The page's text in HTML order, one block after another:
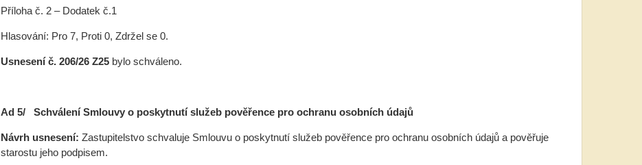
Příloha č. 2 – Dodatek č.1
Hlasování: Pro 7, Proti 0, Zdržel se 0.
Usnesení č. 206/26 Z25 bylo schváleno.
Ad 5/ SchváleníSmlouvy o poskytnutí služeb pověřence pro ochranu osobních údajů
Návrh usnesení: Zastupitelstvo schvaluje Smlouvu o poskytnutí služeb pověřence pro ochranu osobních údajů a pověřuje
starostu jeho podpisem.